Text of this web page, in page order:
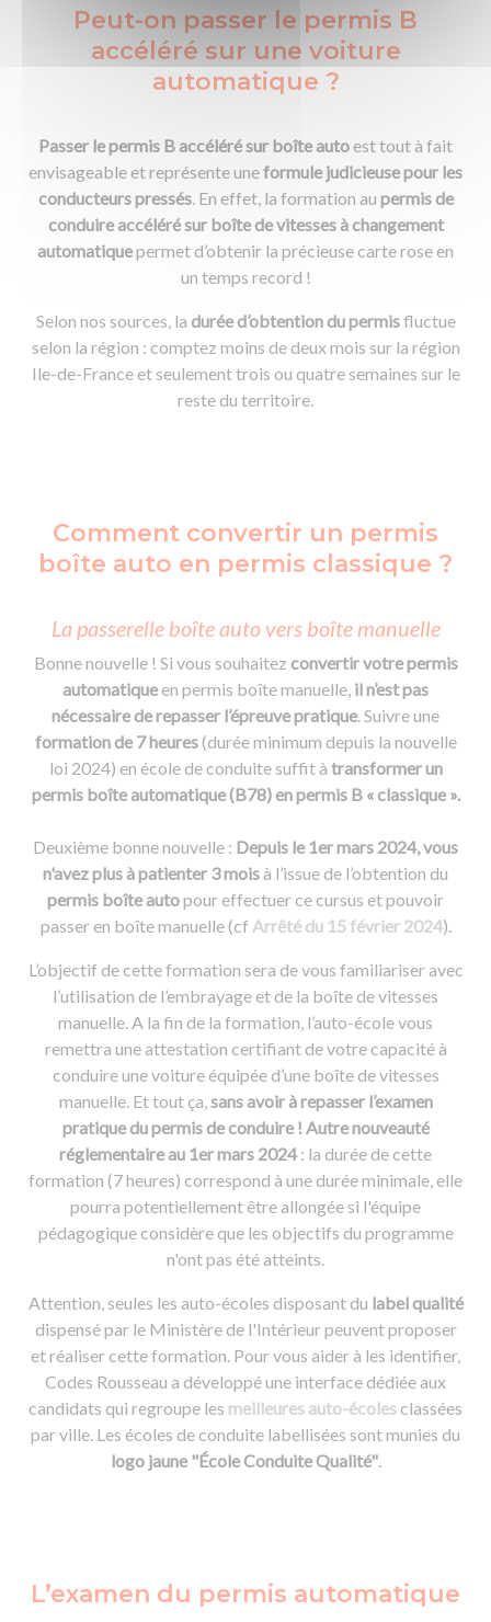
Peut-on passer le permis B
accéléré sur une voiture
automatique ?
Passer le permis B accéléré sur boîte auto est tout à fait
envisageable et représente uneformule judicieuse pour les
conducteurs pressés. En effet, la formation au permis de
conduire accéléré sur boîte de vitesses à changement
automatiquepermet d’obtenir la précieuse carte rose en
un temps record !
Selon nos sources, la durée d’obtention du permisfluctue
selon la région : comptez moins de deux mois sur la région
Ile-de-France et seulement trois ou quatre semaines sur le
reste du territoire.
Comment convertir un permis
boîte auto en permis classique ?
La passerelle boîte auto vers boîte manuelle
Bonne nouvelle ! Si vous souhaitez convertir votre permis
automatiqueen permis boîte manuelle, il n’est pas
nécessaire de repasser l’épreuve pratique. Suivre une
formation de 7 heures(durée minimum depuis la nouvelle
loi 2024) en école de conduite suffit à transformer un
permis boîte automatique (B78) en permis B « classique ».
Deuxième bonne nouvelle : Depuis le 1er mars 2024, vous
n'avez plus à patienter 3 moisà l’issue de l’obtention du
permis boîte autopour effectuer ce cursus et pouvoir
passer en boîte manuelle (cf Arrêté du 15 février 2024).
L’objectif de cette formation sera de vous familiariser avec
l’utilisation de l’embrayage et de la boîte de vitesses
manuelle. A la fin de la formation, l’auto-école vous
remettra une attestation certifiant de votre capacité à
conduire une voiture équipée d’une boîte de vitesses
manuelle. Et tout ça,sans avoir à repasser l’examen
pratique du permis de conduire ! Autre nouveauté
réglementaireau 1er mars 2024: la durée de cette
formation (7 heures) correspond à une durée minimale, elle
pourra potentiellement être allongée si l'équipe
pédagogique considère que les objectifs du programme
n'ont pas été atteints.
Attention, seules les auto-écoles disposant du label qualité
dispensé par le Ministère de l'Intérieur peuvent proposer
et réaliser cette formation. Pour vous aider à les identifier,
Codes Rousseau a développé une interface dédiée aux
candidats qui regroupe les meilleures auto-écolesclassées
par ville. Les écoles de conduite labellisées sont munies du
logo jaune "École Conduite Qualité".
L’examen du permis automatique